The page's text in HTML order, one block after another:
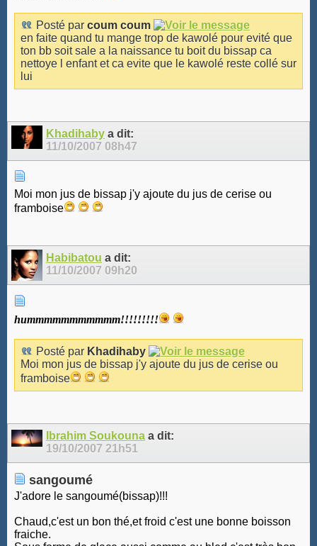
Posté par coum coum
en faite quand tu mange trop de kawolé pour evité que
ton bb soit sale a la naissance tu boit du bissap ca
nettoye l enfant et ca evite que le kawolé reste collé sur
lui
Khadihaby a dit:
11/10/2007 08h47
Moi mon jus de bissap j'y ajoute du jus de cerise ou
framboise
Habibatou a dit:
11/10/2007 09h20
hummmmmmmmmmm!!!!!!!!!
Posté par Khadihaby
Moi mon jus de bissap j'y ajoute du jus de cerise ou
framboise
Ibrahim Soukouna a dit:
19/10/2007 21h51
sangoumé
J'adore le sangoumé(bissap)!!!
Chaud,c'est un bon thé,et froid c'est une bonne boisson
fraiche.